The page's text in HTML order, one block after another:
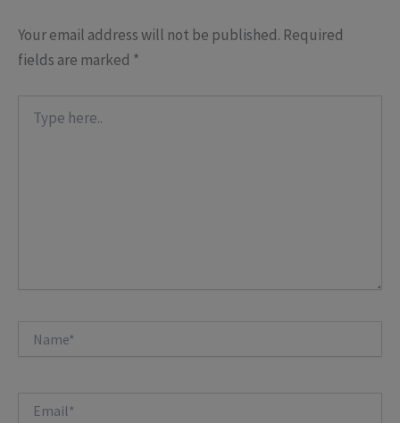
Your email address will not be published. Required
fields are marked *
here..